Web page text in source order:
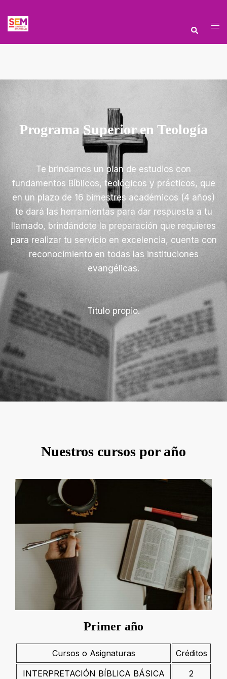
Programa Superior en Teología
Te brindamos un plan de estudios con
fundamentos Bíblicos, teológicos y prácticos, que
en un plazo de 16 bimestres académicos (4 años)
te dará las herramientas para dar respuesta a tu
llamado, brindándote la preparación que requieres
para realizar tu servicio en excelencia, cuenta con
reconocimiento en todas las instituciones
evangélicas.
Título propio.
Nuestros cursos por año
Primer año
Cursos o Asignaturas
Créditos
INTERPRETACIÓN BÍBLICA BÁSICA
2